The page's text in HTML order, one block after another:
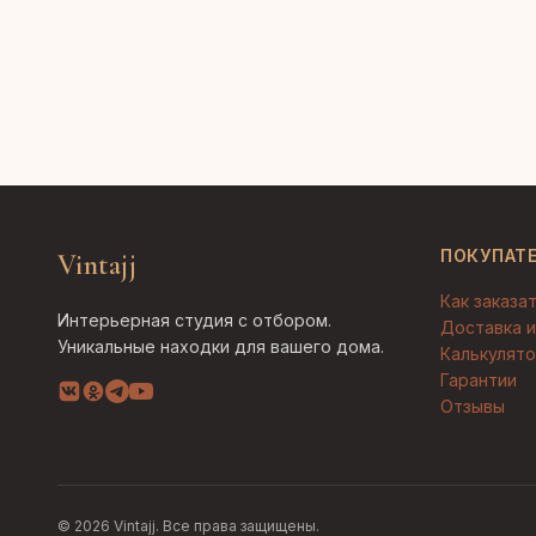
Vintajj
Интерьерная студия с отбором.
Уникальные находки для вашего дома.
Как
Доставка
Гарантии
Отзывы
© 2026 Vintajj. Все права защищены.